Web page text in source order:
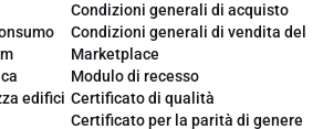
edifici
Condizioni generali di acquisto
Condizioni generali di vendita del
Marketplace
Modulo di recesso
Certificato di qualità
Certificato per la parità di genere